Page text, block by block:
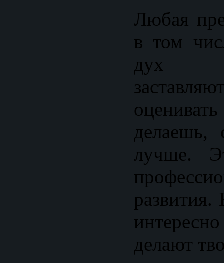
Любая
в том
дух
делаешь,
лучше.
развития.
делают